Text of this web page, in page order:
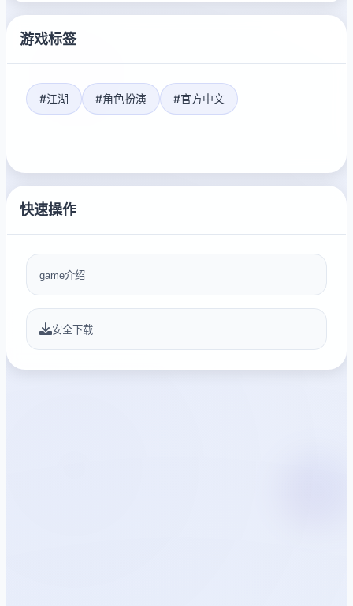
游戏标签
#江湖 #角色扮演 #官方中文
快速操作
game介绍
安全下载